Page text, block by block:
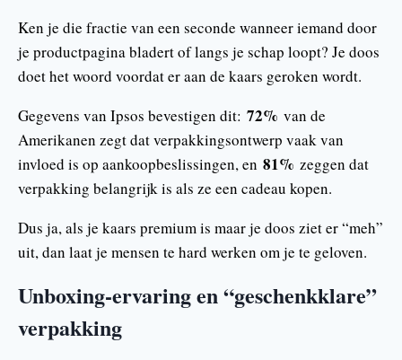
Ken je die fractie van een seconde wanneer iemand door
je productpagina bladert of langs je schap loopt? Je doos
doet het woord voordat er aan de kaars geroken wordt.
Gegevens van Ipsos bevestigen dit: 72% van de
Amerikanen zegt dat verpakkingsontwerp vaak van
invloed is op aankoopbeslissingen, en 81% zeggen dat
verpakking belangrijk is als ze een cadeau kopen.
Dus ja, als je kaars premium is maar je doos ziet er “meh”
uit, dan laat je mensen te hard werken om je te geloven.
Unboxing-ervaring en “geschenkklare”
verpakking